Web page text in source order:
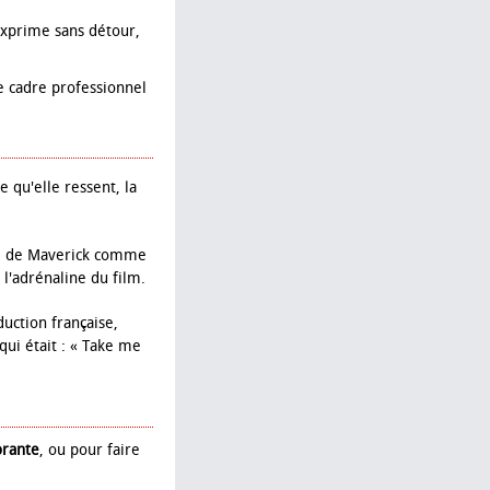
sans détour,
cadre professionnel
qu'elle ressent, la
Maverick comme
l'adrénaline du film.
française,
était : « Take me
, ou pour faire